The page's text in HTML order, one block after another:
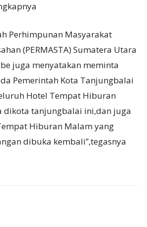
Perhimpunan Masyarakat
(PERMASTA) Sumatera Utara
juga menyatakan meminta
Pemerintah Kota Tanjungbalai
Hotel Tempat Hiburan
dikota tanjungbalai ini,dan juga
Hiburan Malam yang
dibuka kembali”,tegasnya